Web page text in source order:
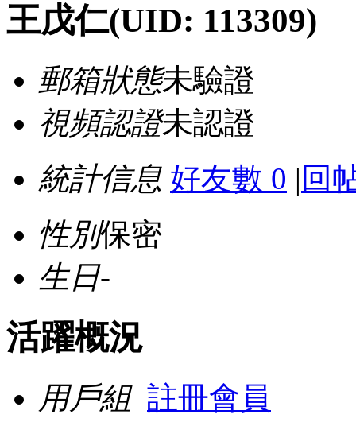
王戊仁(UID: 113309)
郵箱狀態未驗證
視頻認證未認證
統計信息 好友數 0 | 回
性別保密
生日-
活躍概況
用戶組 註冊會員